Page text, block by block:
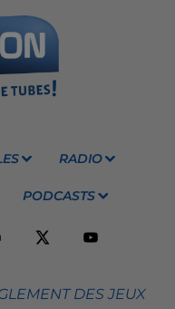
RADIO
PODCASTS
DES JEUX